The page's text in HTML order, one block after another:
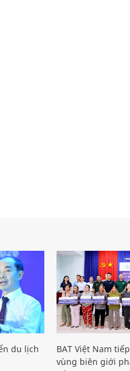
du lịch
BAT Việt Nam
vùng biên giới